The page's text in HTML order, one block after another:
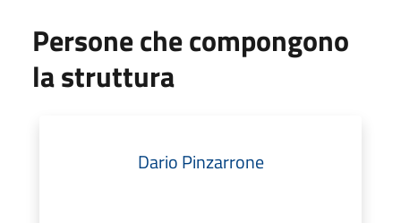
Persone che compongono
la struttura
Dario Pinzarrone